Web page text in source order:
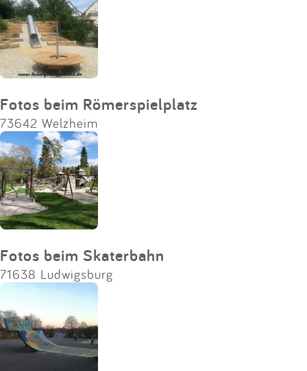
Fotos beim Römerspielplatz
73642 Welzheim
Fotos beim Skaterbahn
71638 Ludwigsburg